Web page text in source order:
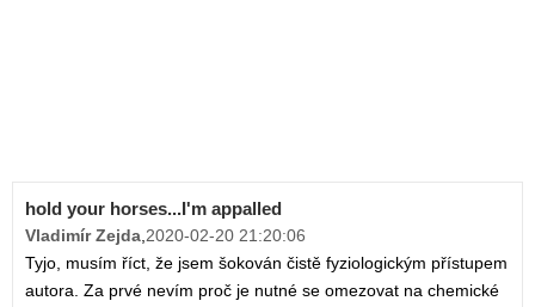
hold your horses...I'm appalled
Vladimír Zejda 2020-02-20 21:20:06
Tyjo, musím říct, že jsem šokován čistě fyziologickým přístupem
autora. Za prvé nevím proč je nutné se omezovat na chemické